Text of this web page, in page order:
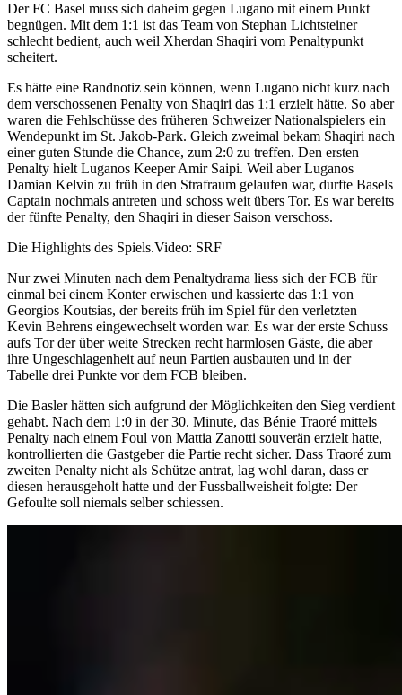
Der FC Basel muss sich daheim gegen Lugano mit einem Punkt
begnügen. Mit dem 1:1 ist das Team von Stephan Lichtsteiner
schlecht bedient, auch weil Xherdan Shaqiri vom Penaltypunkt
scheitert.
Es hätte eine Randnotiz sein können, wenn Lugano nicht kurz nach
dem verschossenen Penalty von Shaqiri das 1:1 erzielt hätte. So aber
waren die Fehlschüsse des früheren Schweizer Nationalspielers ein
Wendepunkt im St. Jakob-Park. Gleich zweimal bekam Shaqiri nach
einer guten Stunde die Chance, zum 2:0 zu treffen. Den ersten
Penalty hielt Luganos Keeper Amir Saipi. Weil aber Luganos
Damian Kelvin zu früh in den Strafraum gelaufen war, durfte Basels
Captain nochmals antreten und schoss weit übers Tor. Es war bereits
der fünfte Penalty, den Shaqiri in dieser Saison verschoss.
Die Highlights des Spiels.Video: SRF
Nur zwei Minuten nach dem Penaltydrama liess sich der FCB für
einmal bei einem Konter erwischen und kassierte das 1:1 von
Georgios Koutsias, der bereits früh im Spiel für den verletzten
Kevin Behrens eingewechselt worden war. Es war der erste Schuss
aufs Tor der über weite Strecken recht harmlosen Gäste, die aber
ihre Ungeschlagenheit auf neun Partien ausbauten und in der
Tabelle drei Punkte vor dem FCB bleiben.
Die Basler hätten sich aufgrund der Möglichkeiten den Sieg verdient
gehabt. Nach dem 1:0 in der 30. Minute, das Bénie Traoré mittels
Penalty nach einem Foul von Mattia Zanotti souverän erzielt hatte,
kontrollierten die Gastgeber die Partie recht sicher. Dass Traoré zum
zweiten Penalty nicht als Schütze antrat, lag wohl daran, dass er
diesen herausgeholt hatte und der Fussballweisheit folgte: Der
Gefoulte soll niemals selber schiessen.